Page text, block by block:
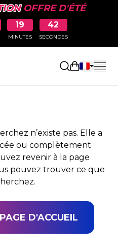
OFFRE D'ÉTÉ
19
MINUTES
42
SECONDES
Ouvrir le
n’existe pas. Elle a
ou complètement
revenir à la page
pouvez trouver ce que
D'ACCUEIL